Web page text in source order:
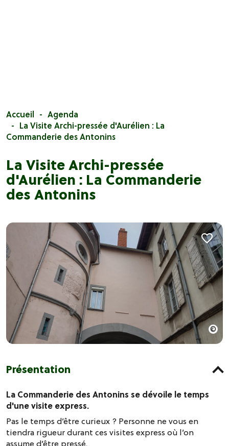
Accueil
Agenda
La Visite Archi-pressée d'Aurélien : La
Commanderie des Antonins
La Visite Archi-pressée
d'Aurélien : La Commanderie
des Antonins
Présentation
La Commanderie des Antonins se dévoile le temps
d'une visite express.
Pas le temps d’être curieux ? Personne ne vous en
tiendra rigueur durant ces visites express où l’on
assume d’être pressé.